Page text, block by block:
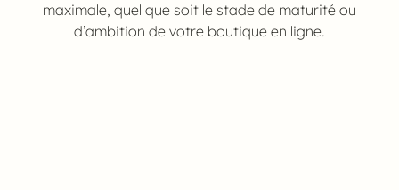
maximale, quel que soit le stade de maturité ou
d’ambition de votre boutique en ligne.